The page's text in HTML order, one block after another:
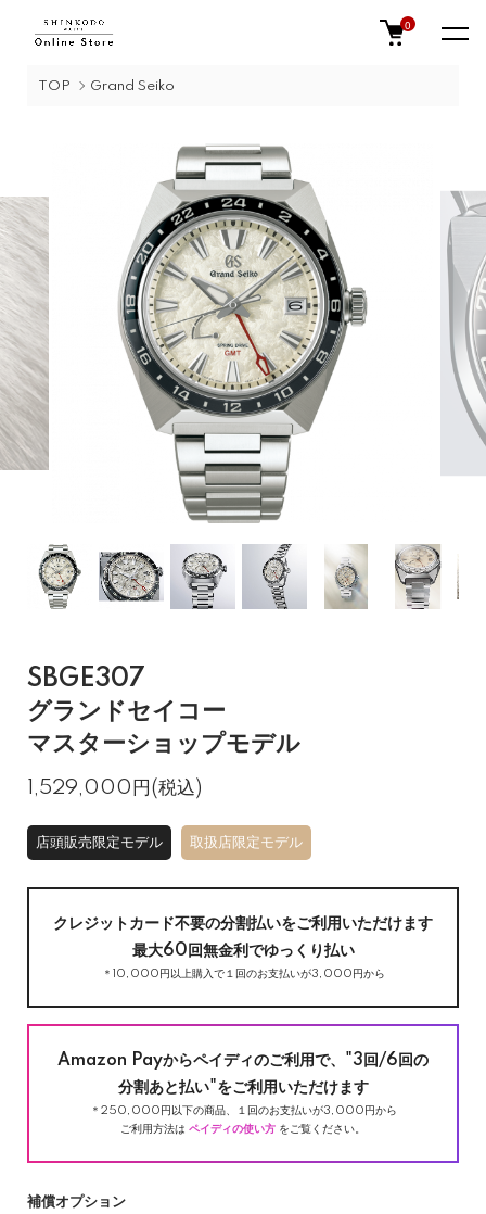
0
TOP Grand Seiko
SBGE307
グランドセイコー
マスターショップモデル
1,529,000円(税込)
店頭販売限定モデル 取扱店限定モデル
クレジットカード不要の分割払いをご利用いただけます
最大60回無金利でゆっくり払い
＊10,000円以上購入で１回のお支払いが3,000円から
Amazon Payからペイディのご利用で、"3回/6回の
分割あと払い"をご利用いただけます
＊250,000円以下の商品、１回のお支払いが3,000円から
ご利用方法は ペイディの使い方 をご覧ください。
補償オプション